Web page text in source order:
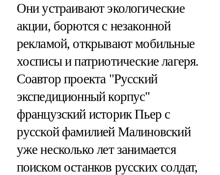
Они устраивают экологические
акции, борются с незаконной
рекламой, открывают мобильные
хосписы и патриотические лагеря.
Соавтор проекта "Русский
экспедиционный корпус"
французский историк Пьер с
русской фамилией Малиновский
уже несколько лет занимается
поиском останков русских солдат,